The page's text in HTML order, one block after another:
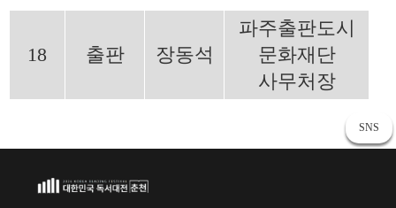
18 출판 장동석
파주출판도시
문화재단
사무처장
SNS